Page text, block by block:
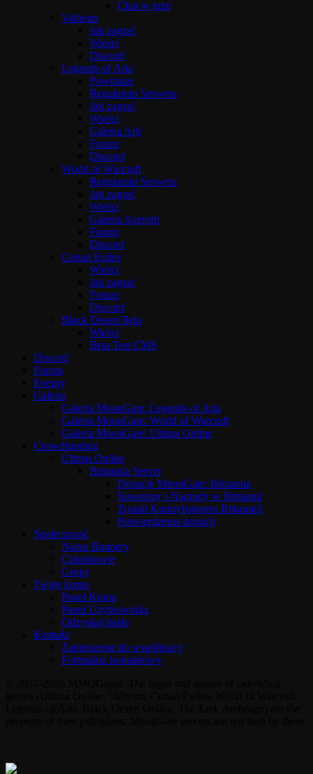
Chat w grze
Valheim
Jak zagrać
Wieści
Discord
Legends of Aria
Powitanie
Regulamin Serwera
Jak zagrać
Wieści
Galeria Arii
Forum
Discord
World of Warcraft
Regulamin Serwera
Jak zagrać
Wieści
Galeria Azeroth
Forum
Discord
Conan Exiles
Wieści
Jak zagrać
Forum
Discord
Black Desert Beta
Wieści
Beta Test CMS
Discord
Forum
Eventy
Galeria
Galeria MoonGate: Legends of Aria
Galeria MoonGate: World of Warcraft
Galeria MoonGate: Ultima Online
Crowdfunding
Ultima Online
Britannia Server
Donacje MoonGate: Britannia
Suwereny i Nagrody w Britannii
Zostań Kontrybutorem Britannii!
Potwierdzenia donacji
Społeczność
Nasze Bannery
Członkowie
Grupy
Twoje konto
Panel Konta
Panel Użytkownika
Odzyskaj hasło
Kontakt
Zaproszenie do współpracy
Formularz kontaktowy